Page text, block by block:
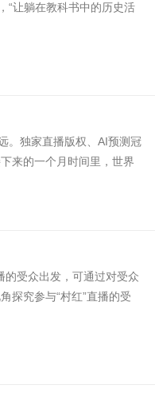
“让躺在教科书中的历史活
。独家直播版权、AI预测冠
来的一个月时间里，世界
的受众出发，可通过对受众
探究参与“村红”直播的受